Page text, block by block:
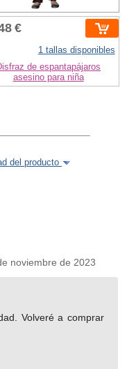
€
1 tallas disponibles
de espantapájaros
asesino para niña
del producto
noviembre de 2023
Volveré a comprar